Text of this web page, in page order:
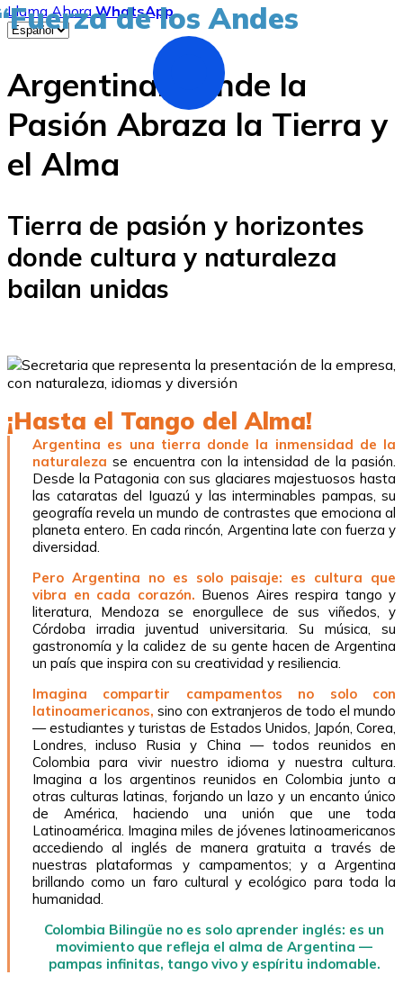
Llama AhoraWhatsApp
Argentina: Donde la
Pasión Abraza la Tierra y
el Alma
Tierra de pasión y horizontes
donde cultura y naturaleza
bailan unidas
¡Hasta el Tango del Alma!
Argentina es una tierra donde la inmensidad de la
naturaleza se encuentra con la intensidad de la pasión.
Desde la Patagonia con sus glaciares majestuosos hasta
las cataratas del Iguazú y las interminables pampas, su
geografía revela un mundo de contrastes que emociona al
planeta entero. En cada rincón, Argentina late con fuerza y
diversidad.
Pero Argentina no es solo paisaje: es cultura que
vibra en cada corazón. Buenos Aires respira tango y
literatura, Mendoza se enorgullece de sus viñedos, y
Córdoba irradia juventud universitaria. Su música, su
gastronomía y la calidez de su gente hacen de Argentina
un país que inspira con su creatividad y resiliencia.
Imagina compartir campamentos no solo con
latinoamericanos, sino con extranjeros de todo el mundo
— estudiantes y turistas de Estados Unidos, Japón, Corea,
Londres, incluso Rusia y China — todos reunidos en
Colombia para vivir nuestro idioma y nuestra cultura.
Imagina a los argentinos reunidos en Colombia junto a
otras culturas latinas, forjando un lazo y un encanto único
de América, haciendo una unión que une toda
Latinoamérica. Imagina miles de jóvenes latinoamericanos
accediendo al inglés de manera gratuita a través de
nuestras plataformas y campamentos; y a Argentina
brillando como un faro cultural y ecológico para toda la
humanidad.
Colombia Bilingüe no es solo aprender inglés: es un
movimiento que refleja el alma de Argentina —
pampas infinitas, tango vivo y espíritu indomable.
de los Andes